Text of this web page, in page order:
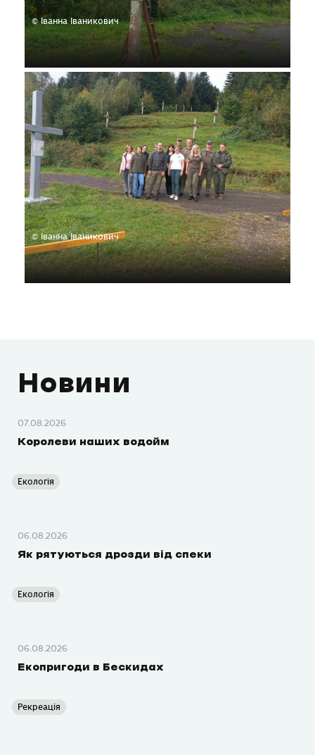
© Іванна Іваникович
© Іванна Іваникович
Новини
07.08.2026
Королеви наших водойм
Екологія
06.08.2026
Як рятуються дрозди від спеки
Екологія
06.08.2026
Екопригоди в Бескидах
Рекреація